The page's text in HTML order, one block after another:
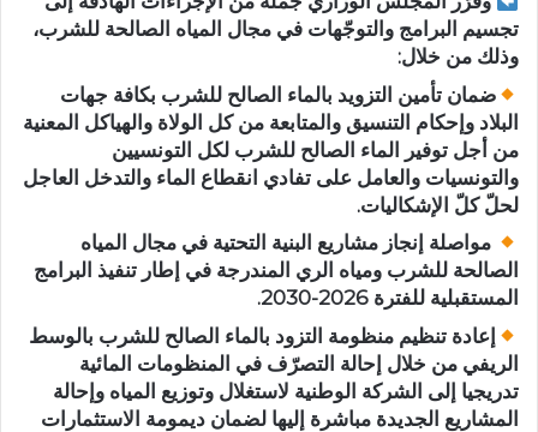
تجسيم البرامج والتوجّهات في مجال المياه الصالحة للشرب،
وذلك من خلال:
ضمان تأمين التزويد بالماء الصالح للشرب بكافة جهات
البلاد وإحكام التنسيق والمتابعة من كل الولاة والهياكل المعنية
من أجل توفير الماء الصالح للشرب لكل التونسيين
والتونسيات والعامل على تفادي انقطاع الماء والتدخل العاجل
لحلّ كلّ الإشكاليات.
مواصلة إنجاز مشاريع البنية التحتية في مجال المياه
الصالحة للشرب ومياه الري المندرجة في إطار تنفيذ البرامج
المستقبلية للفترة 2026-2030.
إعادة تنظيم منظومة التزود بالماء الصالح للشرب بالوسط
الريفي من خلال إحالة التصرّف في المنظومات المائية
تدريجيا إلى الشركة الوطنية لاستغلال وتوزيع المياه وإحالة
المشاريع الجديدة مباشرة إليها لضمان ديمومة الاستثمارات